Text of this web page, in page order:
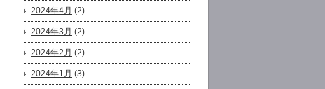
2024年4月 (2)
2024年3月 (2)
2024年2月 (2)
2024年1月 (3)